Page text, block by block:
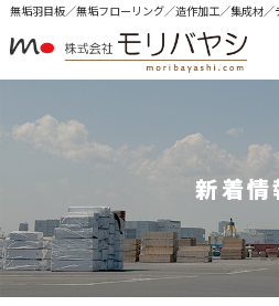
無垢⽻⽬板／無垢フローリング／造作加⼯／集成材／
新着情